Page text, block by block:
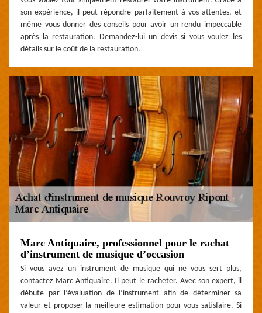
son expérience, il peut répondre parfaitement à vos attentes, et
même vous donner des conseils pour avoir un rendu impeccable
après la restauration. Demandez-lui un devis si vous voulez les
détails sur le coût de la restauration.
Marc Antiquaire, professionnel pour le rachat
d’instrument de musique d’occasion
Si vous avez un instrument de musique qui ne vous sert plus,
contactez Marc Antiquaire. Il peut le racheter. Avec son expert, il
débute par l’évaluation de l’instrument afin de déterminer sa
valeur et proposer la meilleure estimation pour vous satisfaire. Si